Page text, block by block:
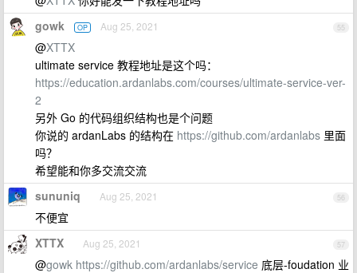
55
gowk OP Aug 25, 2021
@XTTX
ultimate service 教程地址是这个吗：
https://education.ardanlabs.com/courses/ultimate-service-ver-
2
另外 Go 的代码组织结构也是个问题
你说的 ardanLabs 的结构在 https://github.com/ardanlabs 里面
吗？
希望能和你多交流交流
56
sununiq Aug 25, 2021
不便宜
57
XTTX Aug 25, 2021
@gowk https://github.com/ardanlabs/service 底层-foudation 业